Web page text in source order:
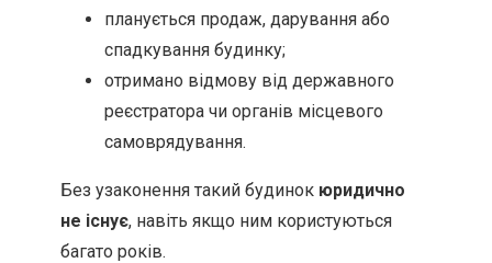
планується продаж, дарування або
спадкування будинку;
отримано відмову від державного
реєстратора чи органів місцевого
самоврядування.
Без узаконення такий будинок юридично
не існує, навіть якщо ним користуються
багато років.